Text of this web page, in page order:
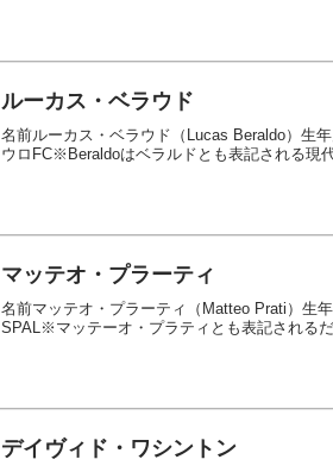
ルーカス・ベラウド
名前ルーカス・ベラウド（Lucas Beraldo）生
ウロFC※Beraldoはベラルドとも表記される現
マッテオ・プラーティ
名前マッテオ・プラーティ（Matteo Prati）生
SPAL※マッテーオ・プラティとも表記される
デイヴィド・ワシントン